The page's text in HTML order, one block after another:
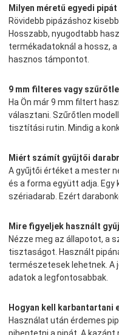
Milyen méretű egyedi
Rövidebb pipázáshoz
Hosszabb, nyugodtabb
termékadatoknál a hossz,
hasznos támpontot.
9 mm filteres vagy
Ha Ön már 9 mm filtert
választani. Szűrőtlen
tisztítási rutin. Mindig a
Miért számít gyűjtői
A gyűjtői értéket a mester
és a forma együtt adja. Egy
szériadarab. Ezért
Mire figyeljek használt
Nézze meg az állapotot, a
tisztaságot. Használt
természetesek lehetnek. A
adatok a legfontosabbak.
Hogyan kell karbantartani
Használat után érdemes